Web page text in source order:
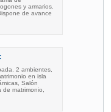
y armarios.
de avance
2 ambientes,
en isla
Salón
de matrimonio,